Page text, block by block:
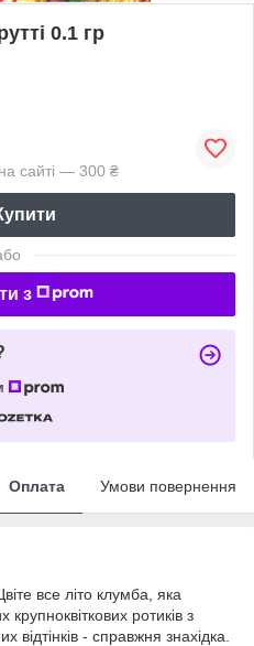
0.1 гр
сайті — 300 ₴
з
Оплата Умови повернення
все літо клумба, яка
ротиків з
- справжня знахідка.